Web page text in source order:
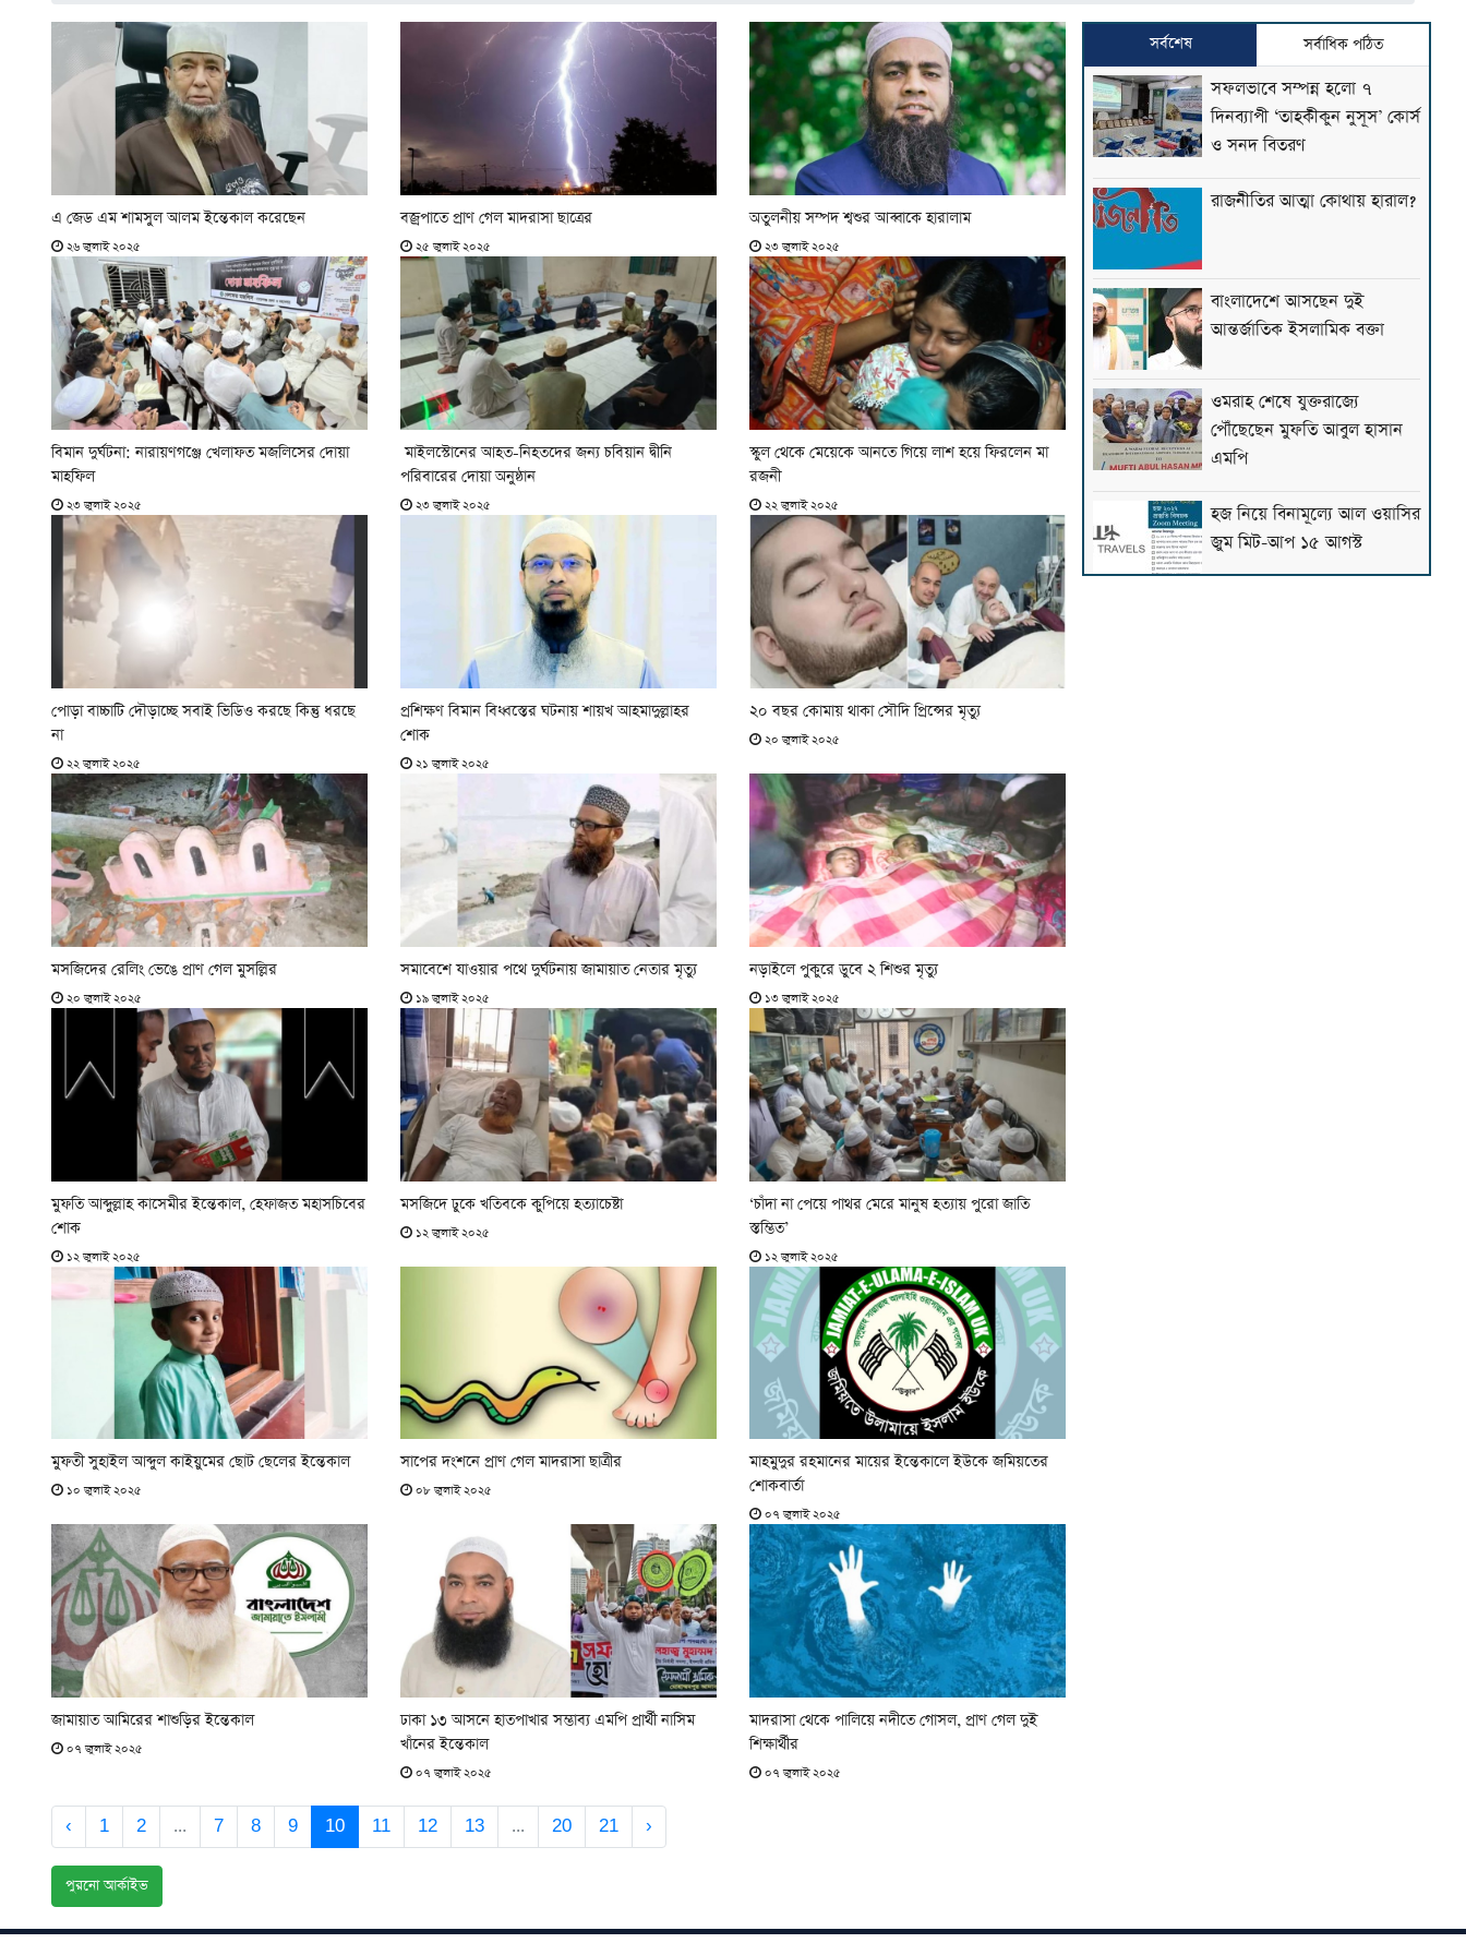
এ জেড এম শামসুল আলম ইন্তেকাল করেছেন
২৬ জুলাই ২০২৫
বজ্রপাতে প্রাণ গেল মাদরাসা ছাত্রের
২৫ জুলাই ২০২৫
অতুলনীয় সম্পদ শ্বশুর আব্বাকে হারালাম
২৩ জুলাই ২০২৫
বিমান দুর্ঘটনা: নারায়ণগঞ্জে খেলাফত মজলিসের দোয়া
মাহফিল
২৩ জুলাই ২০২৫
মাইলস্টোনের আহত-নিহতদের জন্য চবিয়ান দ্বীনি
পরিবারের দোয়া অনুষ্ঠান
২৩ জুলাই ২০২৫
স্কুল থেকে মেয়েকে আনতে গিয়ে লাশ হয়ে ফিরলেন মা
রজনী
২২ জুলাই ২০২৫
পোড়া বাচ্চাটি দৌড়াচ্ছে সবাই ভিডিও করছে কিন্তু ধরছে
না
২২ জুলাই ২০২৫
প্রশিক্ষণ বিমান বিধ্বস্তের ঘটনায় শায়খ আহমাদুল্লাহর
শোক
২১ জুলাই ২০২৫
২০ বছর কোমায় থাকা সৌদি প্রিন্সের মৃত্যু
২০ জুলাই ২০২৫
মসজিদের রেলিং ভেঙে প্রাণ গেল মুসল্লির
২০ জুলাই ২০২৫
সমাবেশে যাওয়ার পথে দুর্ঘটনায় জামায়াত নেতার মৃত্যু
১৯ জুলাই ২০২৫
নড়াইলে পুকুরে ডুবে ২ শিশুর মৃত্যু
১৩ জুলাই ২০২৫
মুফতি আব্দুল্লাহ কাসেমীর ইন্তেকাল, হেফাজত মহাসচিবের
শোক
১২ জুলাই ২০২৫
মসজিদে ঢুকে খতিবকে কুপিয়ে হত্যাচেষ্টা
১২ জুলাই ২০২৫
‘চাঁদা না পেয়ে পাথর মেরে মানুষ হত্যায় পুরো জাতি
স্তম্ভিত’
১২ জুলাই ২০২৫
মুফতী সুহাইল আব্দুল কাইয়ুমের ছোট ছেলের ইন্তেকাল
১০ জুলাই ২০২৫
সাপের দংশনে প্রাণ গেল মাদরাসা ছাত্রীর
০৮ জুলাই ২০২৫
মাহমুদুর রহমানের মায়ের ইন্তেকালে ইউকে জমিয়তের
শোকবার্তা
০৭ জুলাই ২০২৫
জামায়াত আমিরের শাশুড়ির ইন্তেকাল
০৭ জুলাই ২০২৫
ঢাকা ১৩ আসনে হাতপাখার সম্ভাব্য এমপি প্রার্থী নাসিম
খাঁনের ইন্তেকাল
০৭ জুলাই ২০২৫
মাদরাসা থেকে পালিয়ে নদীতে গোসল, প্রাণ গেল দুই
শিক্ষার্থীর
০৭ জুলাই ২০২৫
‹ 1 2 ... 7 8 9 10 11 12 13 ... 20 21 ›
পুরনো আর্কাইভ
সর্বশেষ সর্বাধিক পঠিত
সফলভাবে সম্পন্ন হলো ৭
দিনব্যাপী ‘তাহকীকুন নুসূস’ কোর্স
ও সনদ বিতরণ
রাজনীতির আত্মা কোথায় হারাল?
বাংলাদেশে আসছেন দুই
আন্তর্জাতিক ইসলামিক বক্তা
ওমরাহ শেষে যুক্তরাজ্যে
পৌঁছেছেন মুফতি আবুল হাসান
এমপি
হজ নিয়ে বিনামূল্যে আল ওয়াসির
জুম মিট-আপ ১৫ আগস্ট